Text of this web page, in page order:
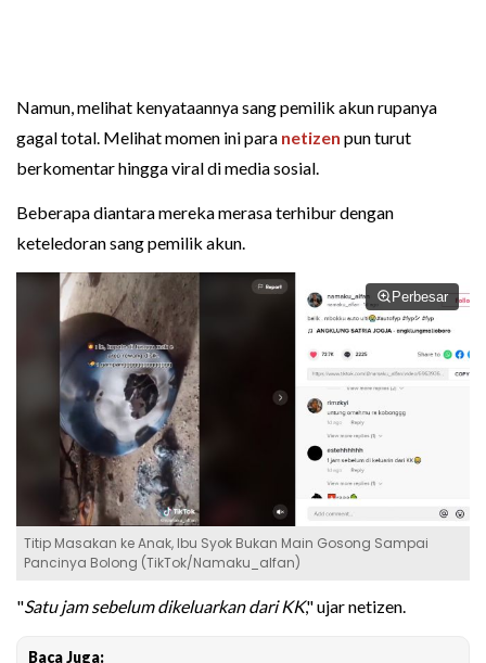
Namun, melihat kenyataannya sang pemilik akun rupanya
gagal total. Melihat momen ini para netizen pun turut
berkomentar hingga viral di media sosial.
Beberapa diantara mereka merasa terhibur dengan
keteledoran sang pemilik akun.
Perbesar
Titip Masakan ke Anak, Ibu Syok Bukan Main Gosong Sampai
Pancinya Bolong (TikTok/Namaku_alfan)
"Satu jam sebelum dikeluarkan dari KK," ujar netizen.
Baca Juga: